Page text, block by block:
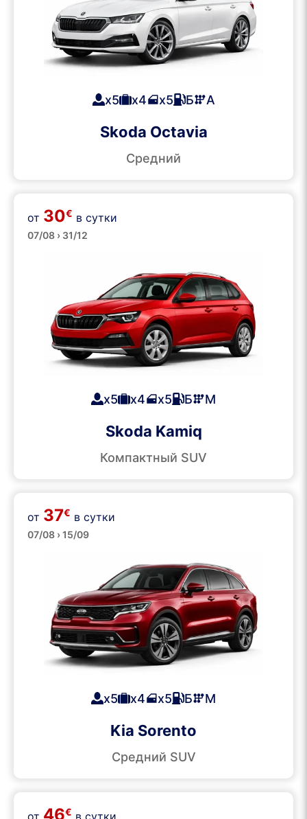
x5 x4 x5 Б А
Skoda Octavia
Средний
SUVs
от 30€ в сутки
07/08 › 31/12
x5 x4 x5 Б М
Skoda Kamiq
Компактный SUV
SUVs
от 37€ в сутки
07/08 › 15/09
x5 x4 x5 Б М
Kia Sorento
Средний SUV
от 46€ в сутки